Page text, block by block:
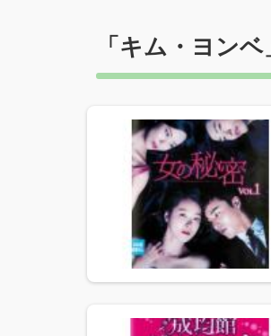
「 キム・ヨンベ